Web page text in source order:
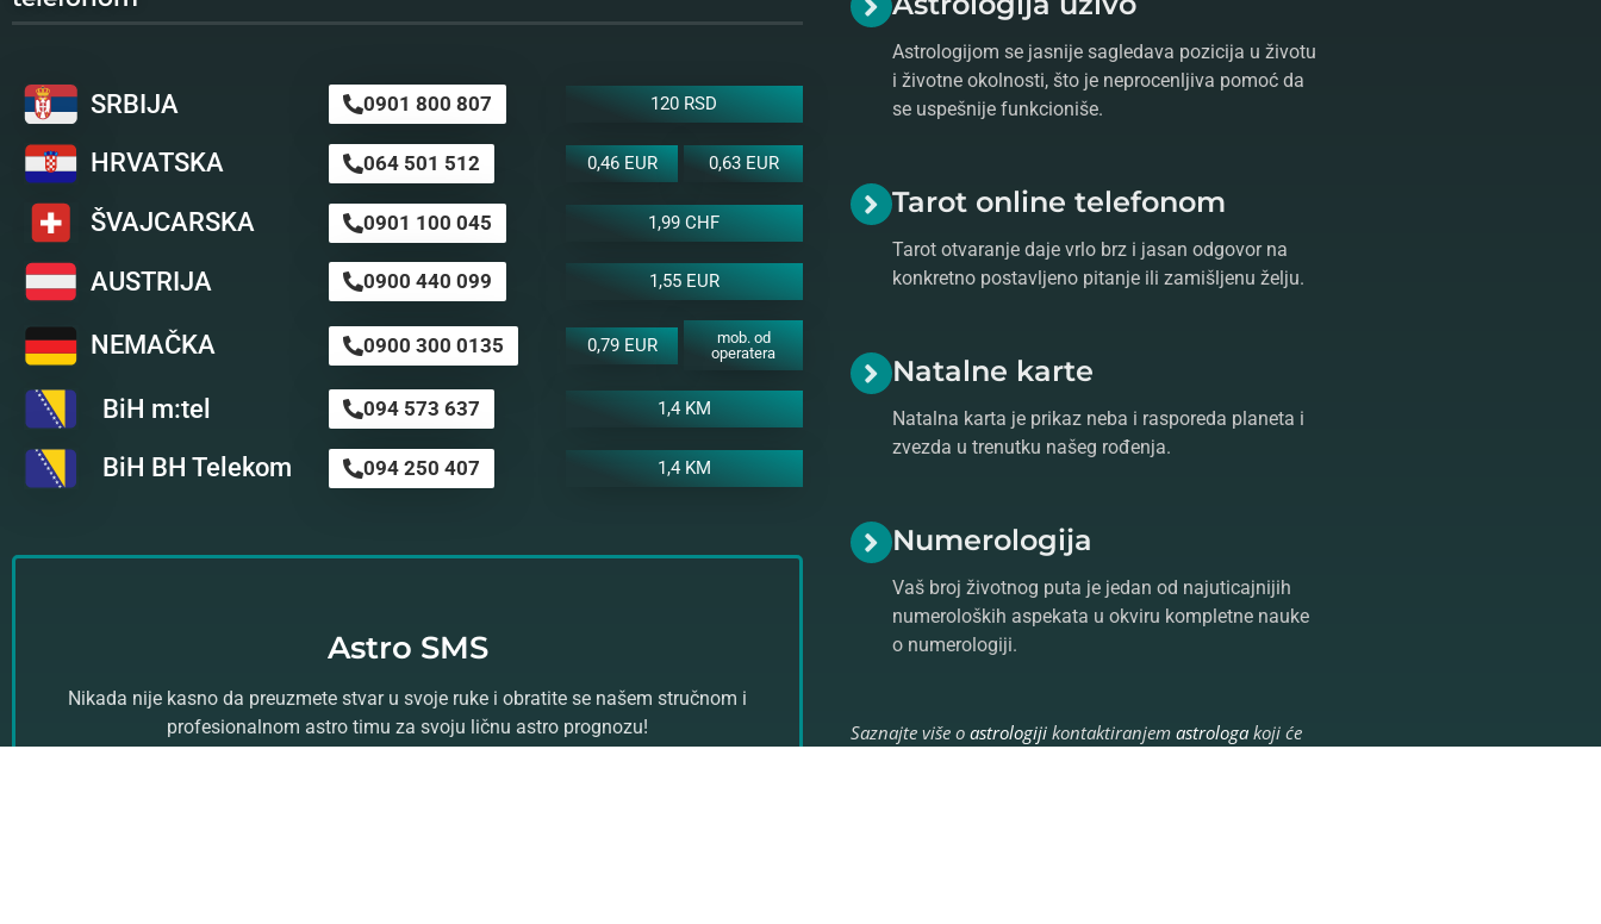
SRBIJA 0901 800 807 120 RSD
HRVATSKA 064 501 512 0,46 EUR 0,63 EUR
ŠVAJCARSKA 0901 100 045 1,99 CHF
AUSTRIJA 0900 440 099 1,55 EUR
NEMAČKA 0900 300 0135 0,79 EUR
mob. od
operatera
BiH m:tel 094 573 637 1,4 KM
BiH BH Telekom 094 250 407 1,4 KM
Astro SMS
Nikada nije kasno da preuzmete stvar u svoje ruke i obratite se našem stručnom i
profesionalnom astro timu za svoju ličnu astro prognozu!
Astrologijom se jasnije sagledava pozicija u životu
i životne okolnosti, što je neprocenljiva pomoć da
se uspešnije funkcioniše.
Tarot online telefonom
Tarot otvaranje daje vrlo brz i jasan odgovor na
konkretno postavljeno pitanje ili zamišljenu želju.
Natalne karte
Natalna karta je prikaz neba i rasporeda planeta i
zvezda u trenutku našeg rođenja.
Numerologija
Vaš broj životnog puta je jedan od najuticajnijih
numeroloških aspekata u okviru kompletne nauke
o numerologiji.
Saznajte više o astrologiji kontaktiranjem astrologa koji će